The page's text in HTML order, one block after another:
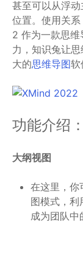
甚至可以从浮
位置。使用关
2 作为一款思维
力，知识兔让
大的思维导图软
功能介绍：
大纲视图
在这里，你
图模式，利
成为团队中